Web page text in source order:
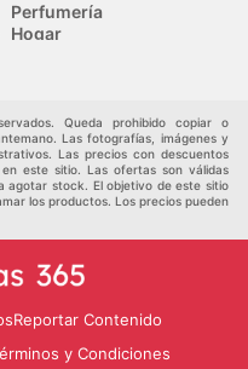
Perfumería
Hogar
Queda prohibido copiar o
Las fotografías, imágenes y
Las precios con descuentos
este sitio. Las ofertas son válidas
agotar stock. El objetivo de este sitio
los productos. Los precios pueden
Reportar Contenido
y Condiciones